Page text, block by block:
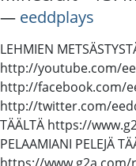
― eeddplays
LEHMIEN
http://youtube.com/
http://facebook.com/
http://twitter.com/
TÄÄLTÄ https://
PELAAMIANI PELEJÄ